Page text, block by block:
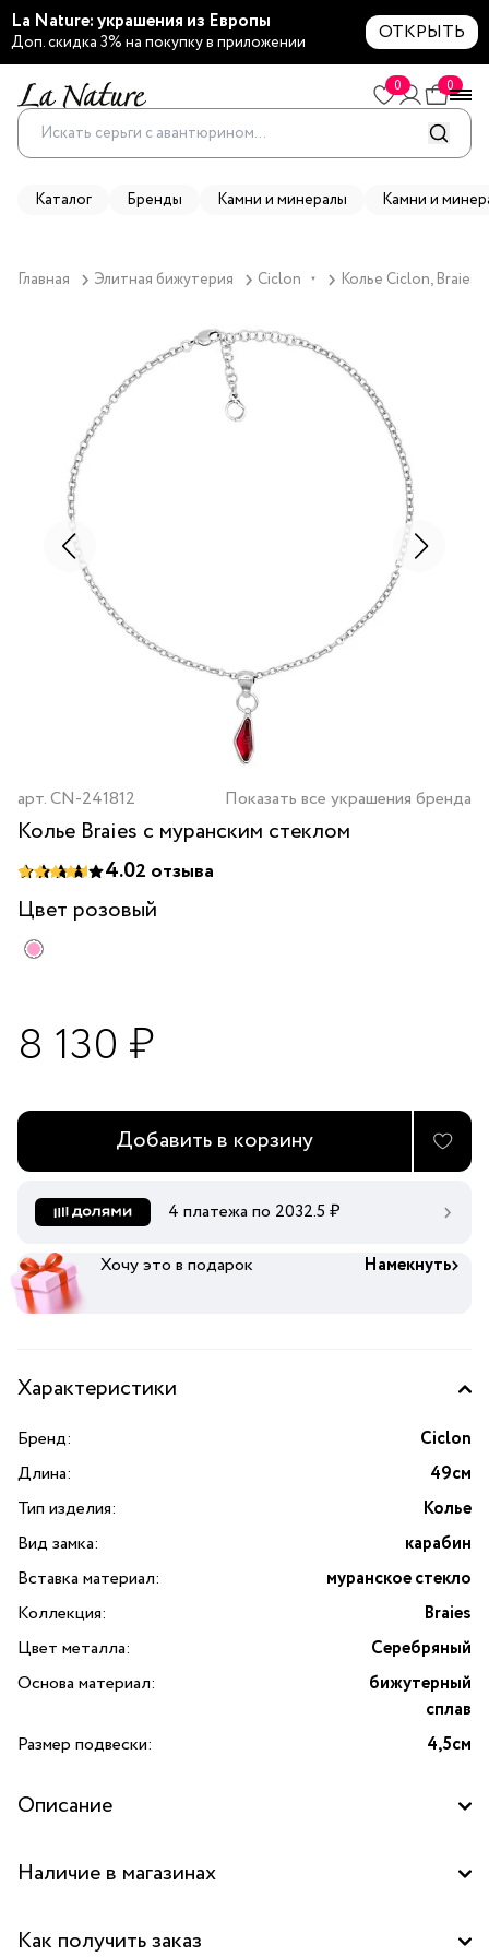
La Nature: украшения из Европы
Доп. скидка 3% на покупку в приложении ОТКРЫТЬ
0 0
Каталог Бренды Камни и минералы Камни и
Главная Элитная бижутерия Ciclon ▼ Колье Ciclon, Braies,
арт.CN-241812 Показать все украшения бренда
Колье Braies с муранским стеклом
4.02 отзыва
Цвет розовый
8 130 ₽
Добавить в корзину
4 платежа по 2032.5 ₽
Хочу это в подарок Намекнуть
Характеристики
Бренд:
Ciclon
Длина:
49см
Тип изделия:
Колье
Вид замка:
карабин
Вставка материал:
муранское стекло
Коллекция:
Braies
Цвет металла:
Серебряный
Основа материал:
бижутерный
сплав
Размер подвески:
4,5см
Описание
от испанского бренда Ciclon, которое станет уникальным
с использованием высококачественного муранского
Наличие в магазинах
Бутик "La Nature" в ТОЦ "Вит", Пушкино
Как получить заказ